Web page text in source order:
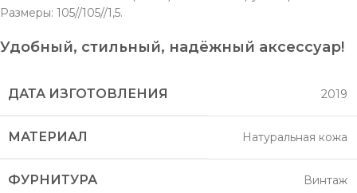
Размеры: 105//105//1,5.
Удобный, стильный, надёжный аксессуар!
ДАТА ИЗГОТОВЛЕНИЯ 2019
МАТЕРИАЛ Натуральная кожа
ФУРНИТУРА Винтаж